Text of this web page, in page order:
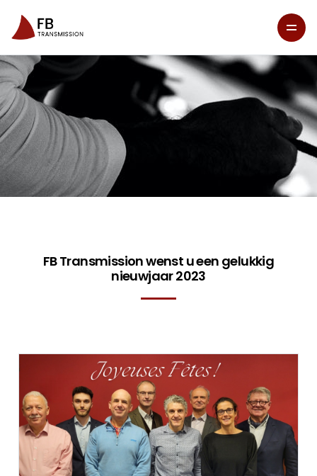
FB Transmission wenst u een gelukkig
nieuwjaar 2023